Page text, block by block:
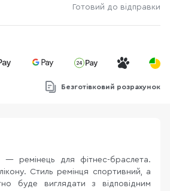
Готовий до відправки
Безготівковий розрахунок
— ремінець для фітнес-браслета.
Стиль ремінця спортивний, а
буде виглядати з відповідним